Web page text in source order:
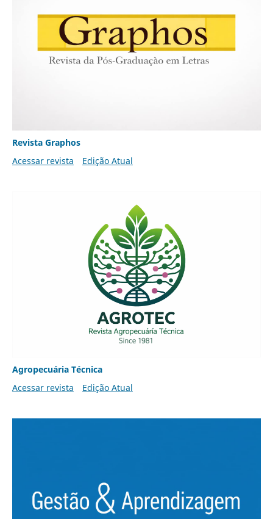
Revista Graphos
Acessar revista
Edição Atual
Agropecuária Técnica
Acessar revista
Edição Atual